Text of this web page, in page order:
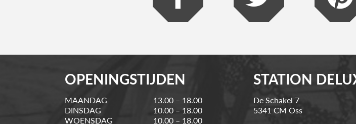
OPENINGSTIJDEN
MAANDAG
13.00 – 18.00
DINSDAG
10.00 – 18.00
WOENSDAG
10.00 – 18.00
STATION
De Schakel 7
5341 CM Oss